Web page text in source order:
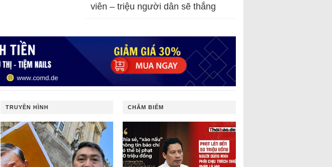
viên – triệu người dân sẽ thắng
TRUYỀN HÌNH CHÂM BIẾM